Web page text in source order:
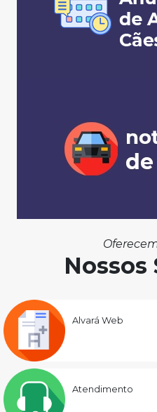
Nossos
Alvará Web
Atendimento